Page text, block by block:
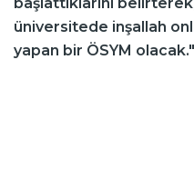
başlattıklarını
üniversitede inşallah
yapan bir ÖSYM